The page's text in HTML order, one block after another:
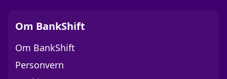
Om BankShift
Om BankShift
Personvern